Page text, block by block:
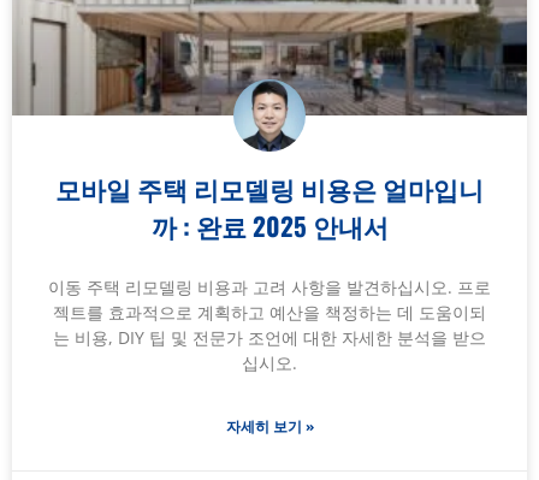
모바일 주택 리모델링 비용은 얼마입니
까 : 완료 2025 안내서
이동 주택 리모델링 비용과 고려 사항을 발견하십시오. 프로
젝트를 효과적으로 계획하고 예산을 책정하는 데 도움이되
는 비용, DIY 팁 및 전문가 조언에 대한 자세한 분석을 받으
십시오.
자세히 보기 »